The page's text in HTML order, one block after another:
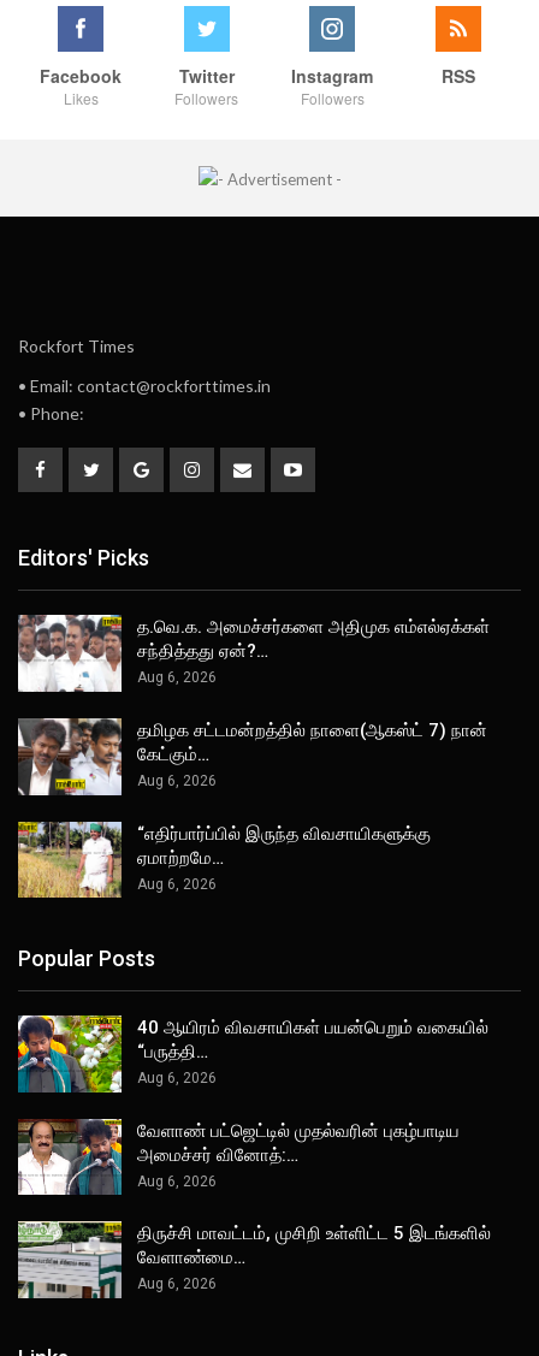
Facebook
Likes
Twitter
Followers
Instagram
Followers
RSS
Rockfort Times
• Email: contact@rockforttimes.in
• Phone:
Editors' Picks
த.வெ.க. அமைச்சர்களை அதிமுக எம்எல்ஏக்கள்
சந்தித்தது ஏன்?…
Aug 6, 2026
தமிழக சட்டமன்றத்தில் நாளை(ஆகஸ்ட் 7) நான்
கேட்கும்…
Aug 6, 2026
“எதிர்பார்ப்பில் இருந்த விவசாயிகளுக்கு
ஏமாற்றமே…
Aug 6, 2026
Popular Posts
40 ஆயிரம் விவசாயிகள் பயன்பெறும் வகையில்
“பருத்தி…
Aug 6, 2026
வேளாண் பட்ஜெட்டில் முதல்வரின் புகழ்பாடிய
அமைச்சர் வினோத்:…
Aug 6, 2026
திருச்சி மாவட்டம், முசிறி உள்ளிட்ட 5 இடங்களில்
வேளாண்மை…
Aug 6, 2026